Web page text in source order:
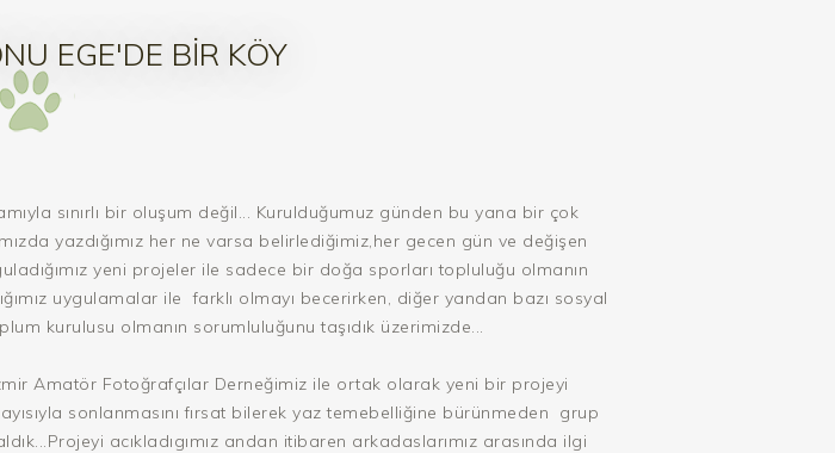
EGE'DE BIR KÖY
sınırlı bir oluşum değil... Kurulduğumuz günden bu yana bir çok
yazdığımız her ne varsa belirlediğimiz,her gecen gün ve değişen
yeni projeler ile sadece bir doğa sporları topluluğu olmanın
uygulamalar ile farklı olmayı becerirken, diğer yandan bazı sosyal
kurulusu olmanın sorumluluğunu taşıdık üzerimizde...
Amatör Fotoğrafçılar Derneğimiz ile ortak olarak yeni bir projeyi
sonlanmasını fırsat bilerek yaz temebelliğine bürünmeden grup
acıkladıgımız andan itibaren arkadaslarımız arasında ilgi